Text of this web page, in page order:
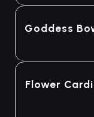
Goddess
Flower